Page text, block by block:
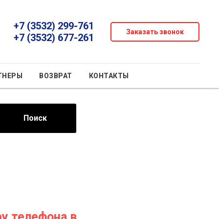
+7 (3532) 299-761
+7 (3532) 677-261
Заказать звонок
ВОЗВРАТ КОНТАКТЫ
Поиск